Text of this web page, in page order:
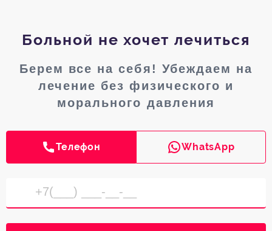
Больной не хочет лечиться
Берем все на себя! Убеждаем на
лечение без физического и
морального давления
Телефон WhatsApp